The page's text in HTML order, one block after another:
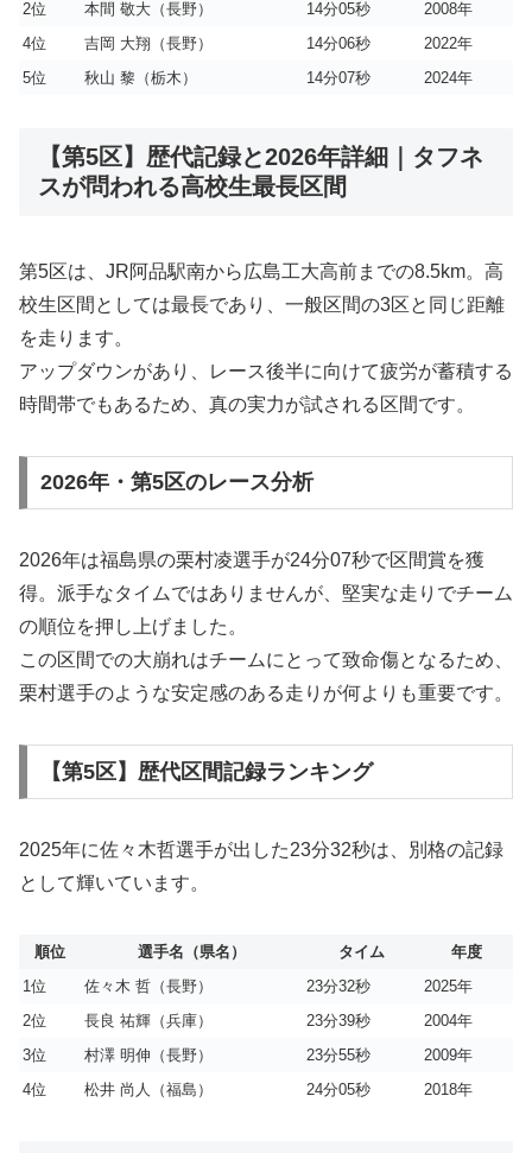
2位 本間 敬大（長野） 14分05秒
2008年
4位
吉岡 大翔（長野） 14分06秒
2022年
5位
秋山 黎（栃木） 14分07秒 2024年
【第5区】歴代記録と2026年詳細｜タフネ
スが問われる高校生最長区間
第5区は、JR阿品駅南から広島工大高前までの8.5km。高
校生区間としては最長であり、一般区間の3区と同じ距離
を走ります。
アップダウンがあり、レース後半に向けて疲労が蓄積する
時間帯でもあるため、真の実力が試される区間です。
2026年・第5区のレース分析
2026年は福島県の栗村凌選手が24分07秒で区間賞を獲
得。派手なタイムではありませんが、堅実な走りでチーム
の順位を押し上げました。
この区間での大崩れはチームにとって致命傷となるため、
栗村選手のような安定感のある走りが何よりも重要です。
【第5区】歴代区間記録ランキング
2025年に佐々木哲選手が出した23分32秒は、別格の記録
として輝いています。
順位 選手名（県名） タイム
年度
1位
佐々木 哲（長野） 23分32秒
2025年
2位
長良 祐輝（兵庫） 23分39秒
2004年
3位
村澤 明伸（長野） 23分55秒
2009年
4位
松井 尚人（福島） 24分05秒 2018年